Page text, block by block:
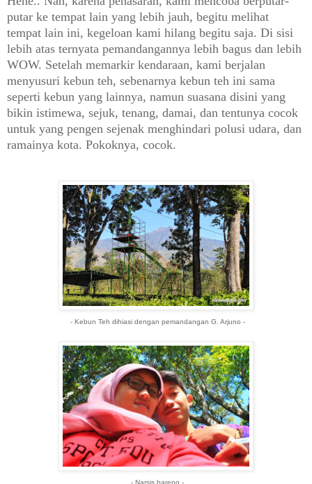
putar ke tempat lain yang lebih jauh, begitu melihat
tempat lain ini, kegeloan kami hilang begitu saja. Di sisi
lebih atas ternyata pemandangannya lebih bagus dan lebih
WOW. Setelah memarkir kendaraan, kami berjalan
menyusuri kebun teh, sebenarnya kebun teh ini sama
seperti kebun yang lainnya, namun suasana disini yang
bikin istimewa, sejuk, tenang, damai, dan tentunya cocok
untuk yang pengen sejenak menghindari polusi udara, dan
ramainya kota. Pokoknya, cocok.
- Kebun Teh dihiasi dengan pemandangan G. Arjuno -
- Narsis bareng -